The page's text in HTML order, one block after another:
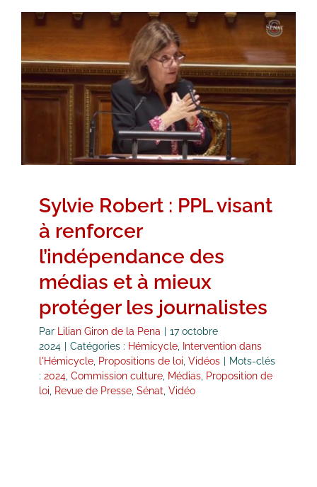
Sylvie Robert : PPL visant à
renforcer l’indépendance des
médias et à mieux protéger les
journalistes
Hémicycle
Intervention dans l'Hémicycle
Propositions de loi Vidéos
Sylvie Robert : PPL visant
à renforcer
l’indépendance des
médias et à mieux
protéger les journalistes
Par Lilian Giron de la Pena
17 octobre
2024
Catégories : Hémicycle, Intervention dans
l'Hémicycle, Propositions de loi, Vidéos
Mots-clés
: 2024, Commission culture, Médias, Proposition de
loi, Revue de Presse, Sénat, Vidéo